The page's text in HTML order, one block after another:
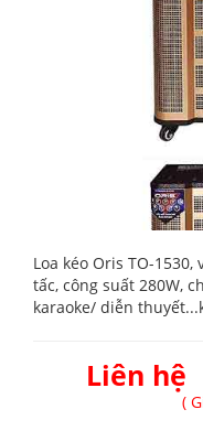
Loa kéo Oris TO-
tấc, công suất 280W,
karaoke/ diễn
Liên hệ
(